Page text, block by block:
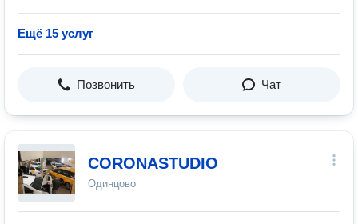
Ещё 15 услуг
Позвонить Чат
CORONASTUDIO
Одинцово